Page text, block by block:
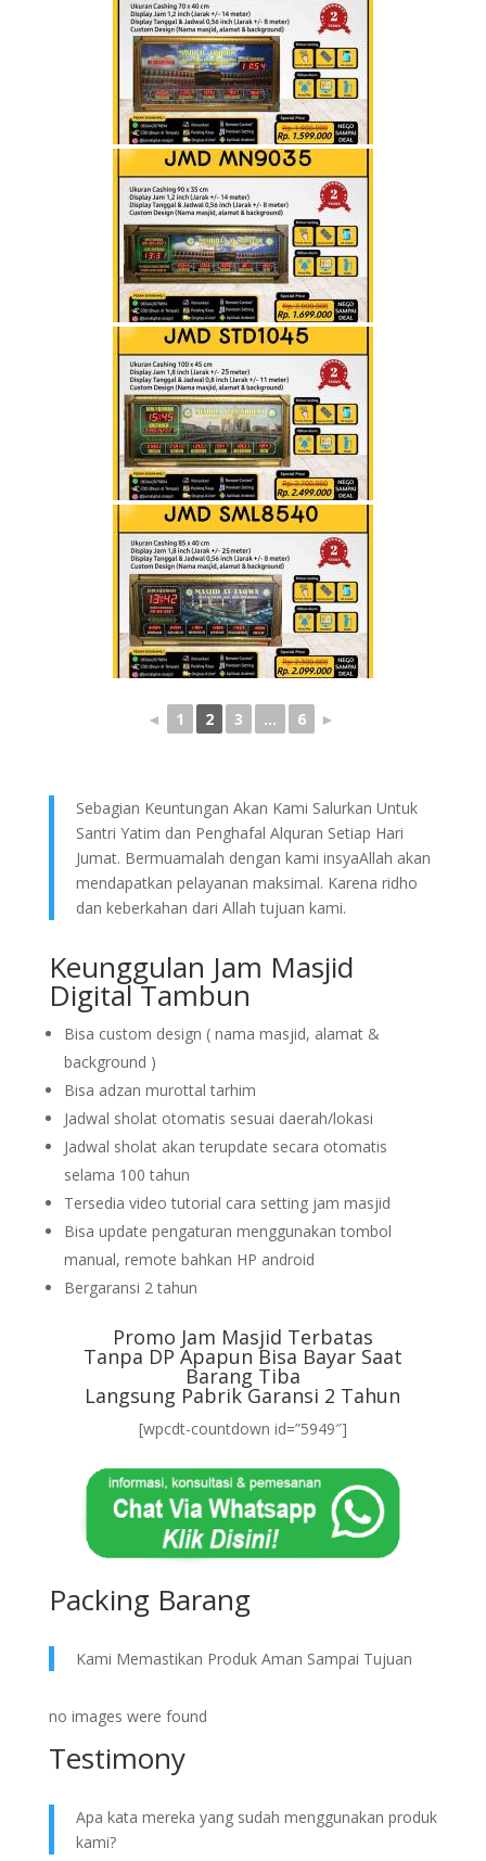
◄ 1 2 3 ... 6 ►
Sebagian Keuntungan Akan Kami Salurkan Untuk
Santri Yatim dan Penghafal Alquran Setiap Hari
Jumat. Bermuamalah dengan kami insyaAllah akan
mendapatkan pelayanan maksimal. Karena ridho
dan keberkahan dari Allah tujuan kami.
Keunggulan Jam Masjid
Digital Tambun
Bisa custom design ( nama masjid, alamat &
background )
Bisa adzan murottal tarhim
Jadwal sholat otomatis sesuai daerah/lokasi
Jadwal sholat akan terupdate secara otomatis
selama 100 tahun
Tersedia video tutorial cara setting jam masjid
Bisa update pengaturan menggunakan tombol
manual, remote bahkan HP android
Bergaransi 2 tahun
Promo Jam Masjid Terbatas
Tanpa DP Apapun Bisa Bayar Saat
Barang Tiba
Langsung Pabrik Garansi 2 Tahun
[wpcdt-countdown id=”5949″]
Packing Barang
Kami Memastikan Produk Aman Sampai Tujuan
no images were found
Testimony
Apa kata mereka yang sudah menggunakan produk
kami?